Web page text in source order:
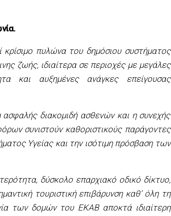
πυλώνα του δημόσιου συστήματος
ζωής, ιδιαίτερα σε περιοχές με μεγάλες
και αυξημένες ανάγκες επείγουσας
διακομιδή ασθενών και η συνεχής
συνιστούν καθοριστικούς παράγοντες
Υγείας και την ισότιμη πρόσβαση των
δύσκολο επαρχιακό οδικό δίκτυο,
τουριστική επιβάρυνση καθ’ όλη τη
των δομών του ΕΚΑΒ αποκτά ιδιαίτερη